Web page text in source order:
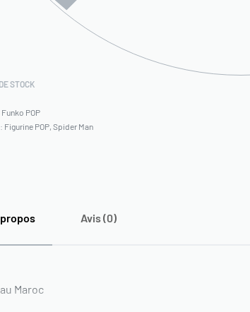
STOCK
Funko POP
Figurine POP, Spider Man
Avis (0)
Maroc